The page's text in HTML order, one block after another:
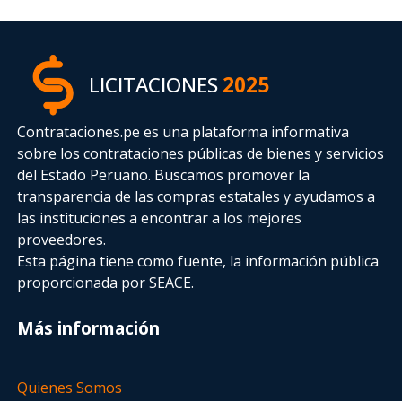
LICITACIONES2025
Contrataciones.pe es una plataforma informativa
sobre los contrataciones públicas de bienes y servicios
del Estado Peruano. Buscamos promover la
transparencia de las compras estatalesy ayudamos a
las instituciones a encontrar a los mejores
proveedores.
Esta página tiene como fuente, la información pública
proporcionada por SEACE.
Más información
Quienes Somos